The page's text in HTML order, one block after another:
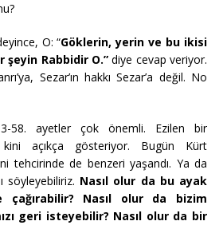
O: “Göklerin, yerin ve bu ikisi
şeyin Rabbidir O.” diye cevap veriyor.
Sezar’ın hakkı Sezar’a değil. No
58. ayetler çok önemli. Ezilen bir
kini açıkça gösteriyor. Bugün Kürt
tehcirinde de benzeri yaşandı. Ya da
söyleyebiliriz. Nasıl olur da bu ayak
Nasıl olur da bizim
geri isteyebilir? Nasıl olur da bir